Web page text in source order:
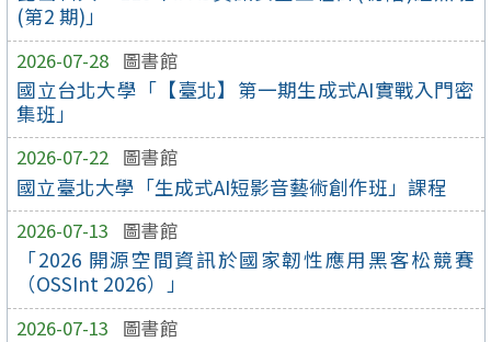
(第2 期)」
2026-07-28 圖書館
國立台北大學「【臺北】第一期生成式AI實戰入門密
集班」
2026-07-22 圖書館
國立臺北大學「生成式AI短影音藝術創作班」課程
2026-07-13 圖書館
「2026 開源空間資訊於國家韌性應用黑客松競賽
（OSSInt 2026）」
2026-07-13 圖書館